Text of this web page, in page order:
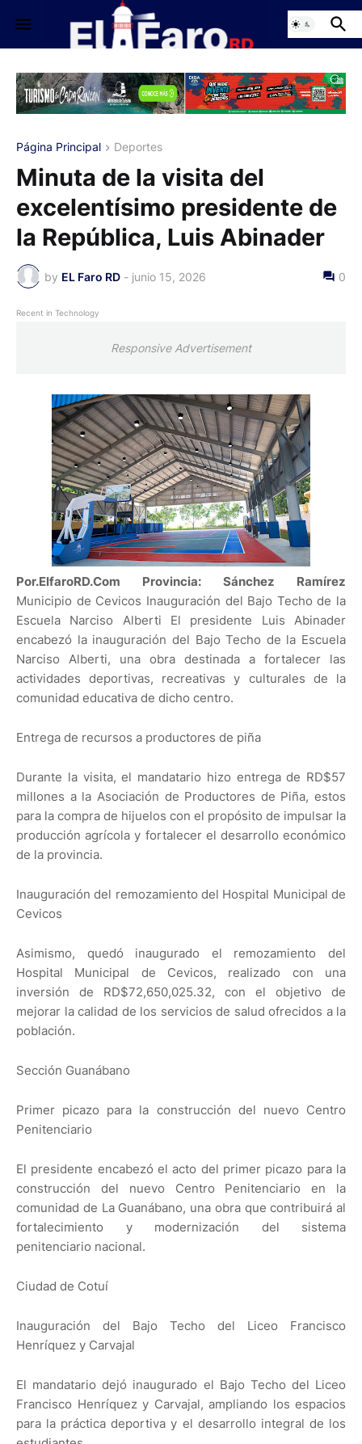
Página Principal Deportes
Minuta de la visita del
excelentísimo presidente de
la República, Luis Abinader
by EL Faro RD - junio 15, 2026 0
Recent in Technology
Responsive Advertisement
Por.ElfaroRD.Com Provincia: Sánchez Ramírez
Municipio de Cevicos Inauguración del Bajo Techo de la
Escuela Narciso Alberti El presidente Luis Abinader
encabezó la inauguración del Bajo Techo de la Escuela
Narciso Alberti, una obra destinada a fortalecer las
actividades deportivas, recreativas y culturales de la
comunidad educativa de dicho centro.
Entrega de recursos a productores de piña
Durante la visita, el mandatario hizo entrega de RD$57
millones a la Asociación de Productores de Piña, estos
para la compra de hijuelos con el propósito de impulsar la
producción agrícola y fortalecer el desarrollo económico
de la provincia.
Inauguración del remozamiento del Hospital Municipal de
Cevicos
Asimismo, quedó inaugurado el remozamiento del
Hospital Municipal de Cevicos, realizado con una
inversión de RD$72,650,025.32, con el objetivo de
mejorar la calidad de los servicios de salud ofrecidos a la
población.
Sección Guanábano
Primer picazo para la construcción del nuevo Centro
Penitenciario
El presidente encabezó el acto del primer picazo para la
construcción del nuevo Centro Penitenciario en la
comunidad de La Guanábano, una obra que contribuirá al
fortalecimiento y modernización del sistema
penitenciario nacional.
Ciudad de Cotuí
Inauguración del Bajo Techo del Liceo Francisco
Henríquez y Carvajal
El mandatario dejó inaugurado el Bajo Techo del Liceo
Francisco Henríquez y Carvajal, ampliando los espacios
para la práctica deportiva y el desarrollo integral de los